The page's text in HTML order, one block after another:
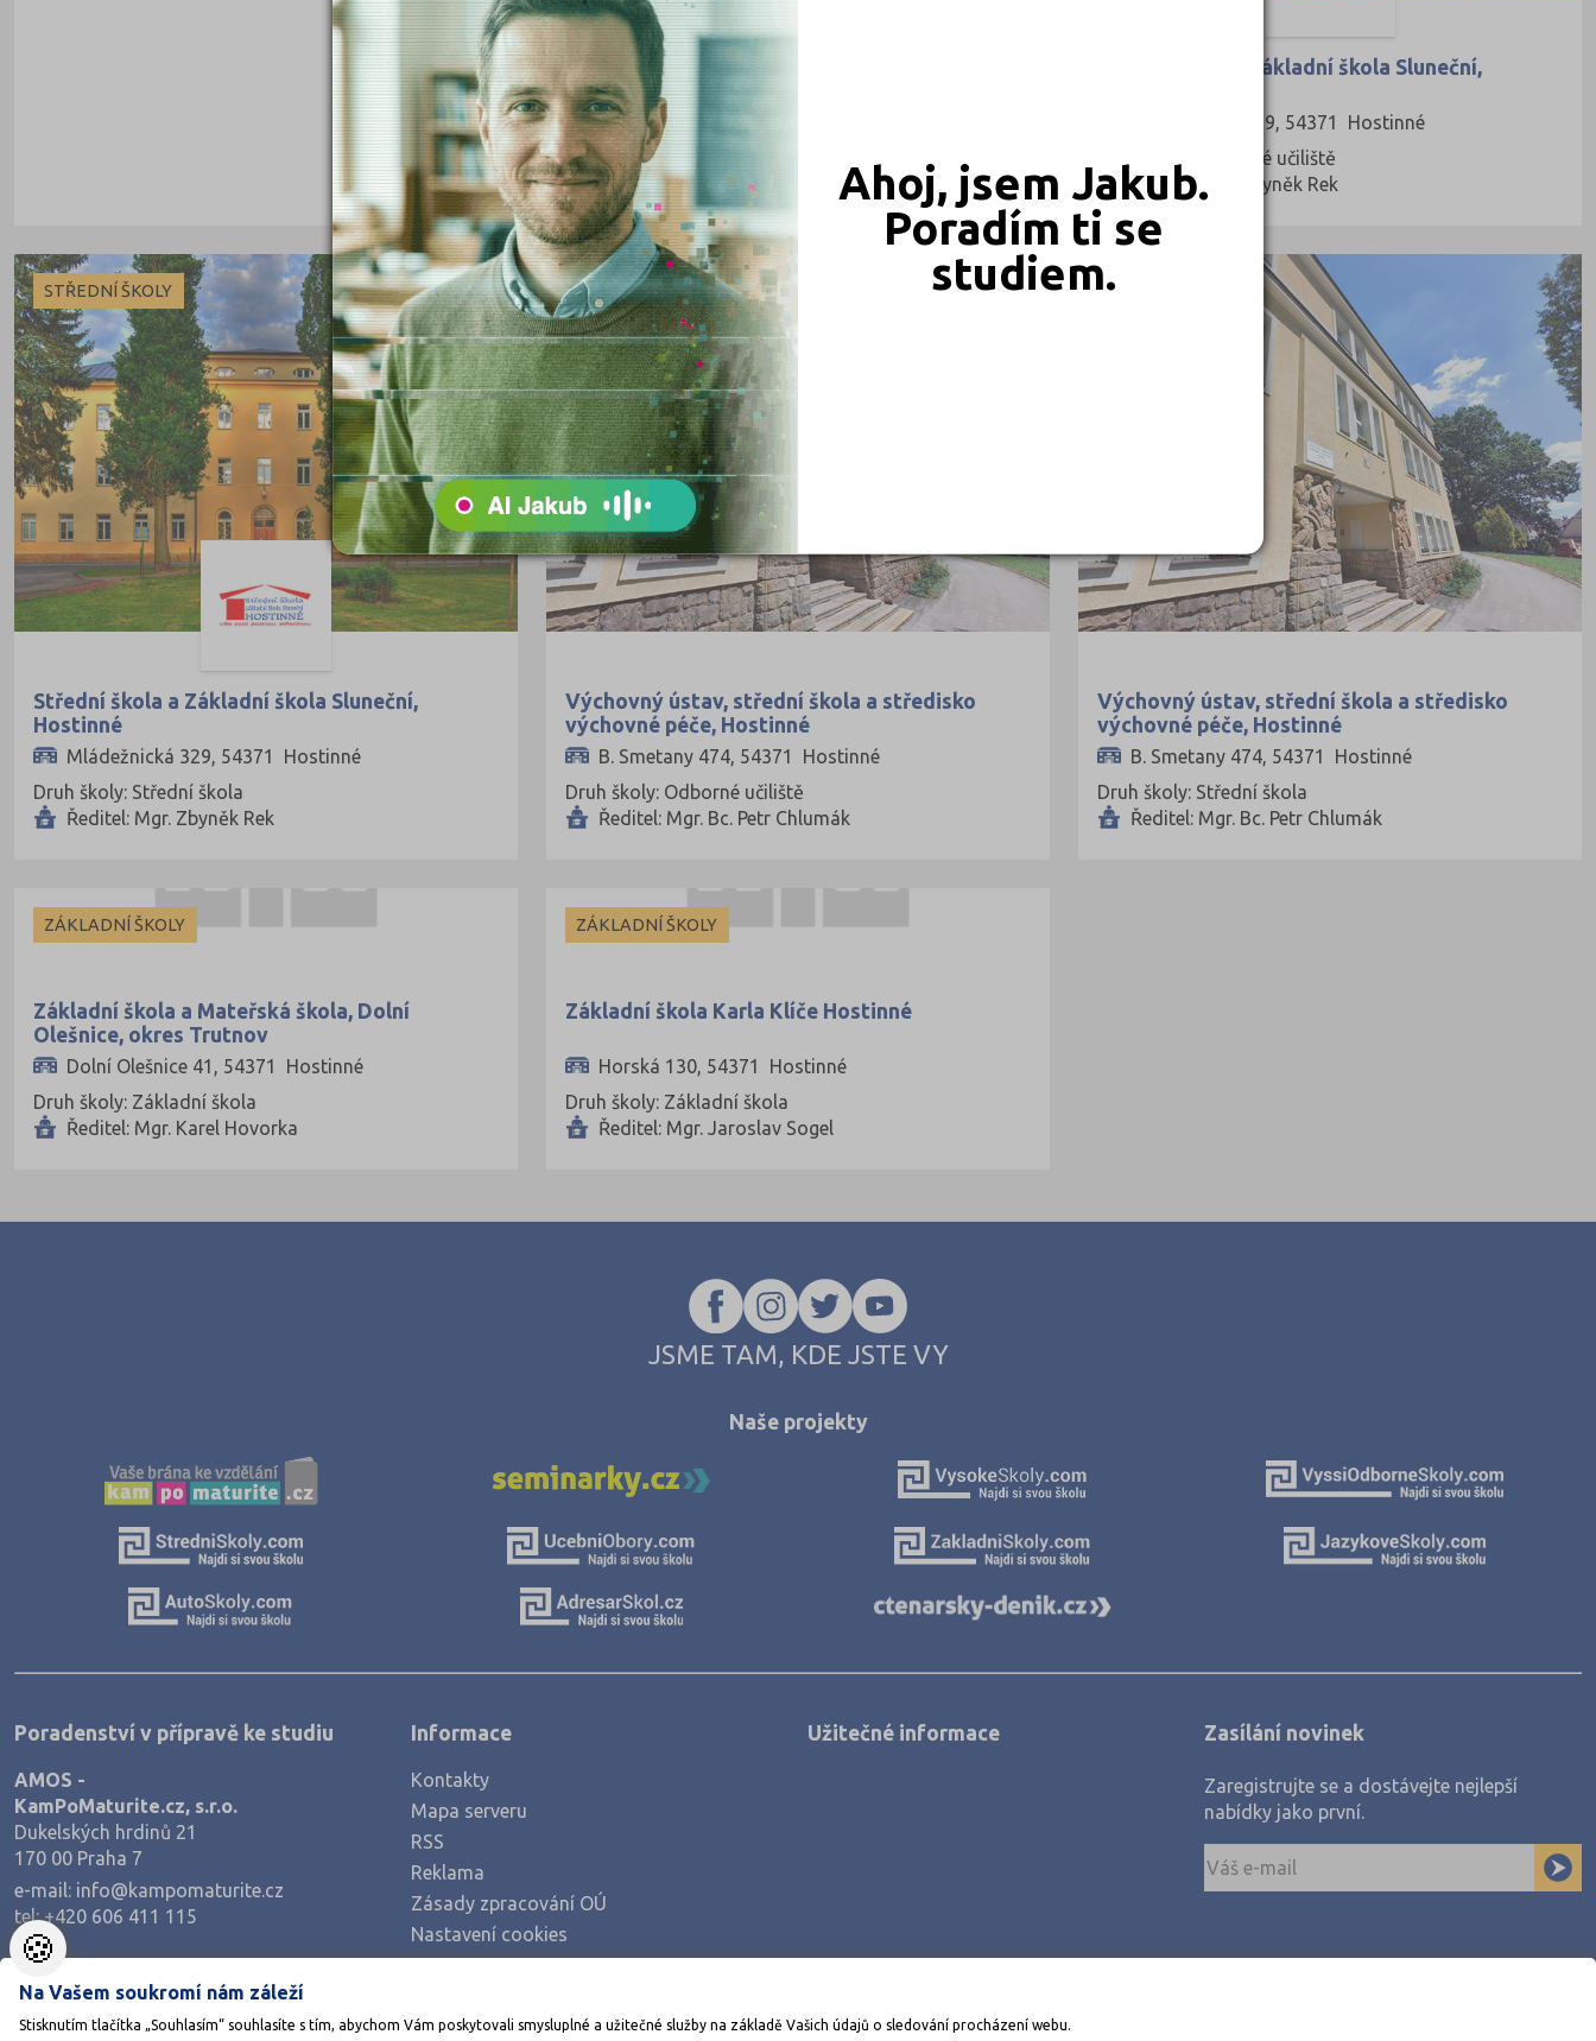
Ahoj, jsem Jakub.
Poradím ti se
studiem.
Karviná (145)
Kladno (129)
Klatovy (69)
Kolín (77)
Kroměříž (96)
Kutná Hora (66)
Liberec (138)
Litoměřice (104)
Louny (72)
Most (73)
Náchod (98)
Nový Jičín (118)
Opava (135)
Pardubice (127)
Pelhřimov (62)
Plzeň-jih (38)
Příbram (105)
Rakovník (46)
Rokycany (33)
Rychnov nad Kněžnou (81)
Strakonice (65)
Svitavy (105)
Šumperk (111)
Tábor (88)
Tachov (41)
Teplice (76)
Třebíč (98)
Střední škola a Základní škola Sluneční,
Mládežnická 329, 54371 Hostinné
Druh školy: Odborné učiliště
Ředitel: Mgr. Zbyněk Rek
STŘEDNÍ ŠKOLY
Střední škola a Základní škola Sluneční,
Hostinné
Mládežnická 329, 54371 Hostinné
Druh školy: Střední škola
Ředitel: Mgr. Zbyněk Rek
ODBORNÁ UČILIŠTĚ
Výchovný ústav, střední škola a středisko
výchovné péče, Hostinné
B. Smetany 474, 54371 Hostinné
Druh školy: Odborné učiliště
Ředitel: Mgr. Bc. Petr Chlumák
STŘEDNÍ ŠKOLY
Výchovný ústav, střední škola a středisko
výchovné péče, Hostinné
B. Smetany 474, 54371 Hostinné
Druh školy: Střední škola
Ředitel: Mgr. Bc. Petr Chlumák
ZÁKLADNÍ ŠKOLY
Základní škola a Mateřská škola, Dolní
Olešnice, okres Trutnov
Dolní Olešnice 41, 54371 Hostinné
Druh školy: Základní škola
Ředitel: Mgr. Karel Hovorka
ZÁKLADNÍ ŠKOLY
Základní škola Karla Klíče Hostinné
Horská 130, 54371 Hostinné
Druh školy: Základní škola
Ředitel: Mgr. Jaroslav Sogel
JSME TAM, KDE JSTE VY
Naše projekty
Poradenství v přípravě ke studiu
AMOS -
KamPoMaturite.cz, s.r.o.
Dukelských hrdinů 21
170 00 Praha 7
e-mail: info@kampomaturite.cz
tel:+420 606 411 115
Informace
Kontakty
Mapa serveru
RSS
Reklama
Zásady zpracování OÚ
Nastavení cookies
Stáhněte si aplikaci Adresář škol
Užitečné informace Zasílání novinek
Zaregistrujte se a dostávejte nejlepší
nabídky jako první.
🍪
Na Vašem soukromí nám záleží
Stisknutím tlačítka „Souhlasím“ souhlasíte s tím, abychom Vám poskytovali smysluplné a užitečné služby na základě Vašich údajů o sledování procházení webu.